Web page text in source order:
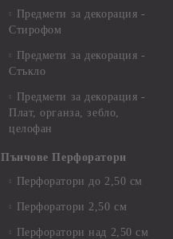
Предмети за декорация -
Стирофом
Предмети за декорация -
Стъкло
Предмети за декорация -
Плат, органза, зебло,
целофан
Пънчове Перфоратори
Перфоратори до 2,50 см
Перфоратори 2,50 см
Перфоратори над 2,50 см